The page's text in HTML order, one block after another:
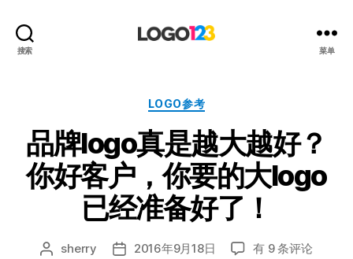
搜索
设
计
博
客
菜单
分
LOGO参考
品牌logo真是越大越好？
你好客户，你要的大logo
已经准备好了！
文 sherry
发 2016年9月18日
品
有 9 条评论